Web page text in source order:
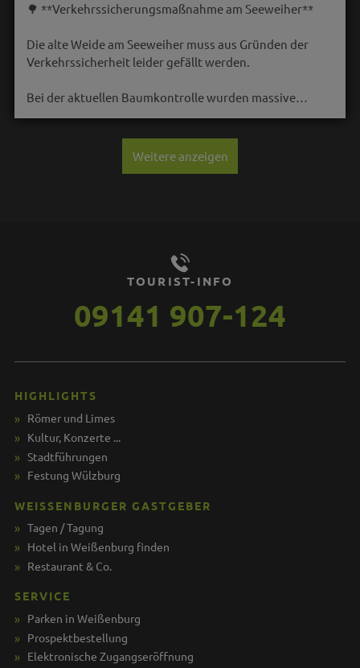
🌳 **Verkehrssicherungsmaßnahme am Seeweiher**
Die alte Weide am Seeweiher muss aus Gründen der
Verkehrssicherheit leider gefällt werden.
Bei der aktuellen Baumkontrolle wurden massive…
Weitere anzeigen
TOURIST-INFO
09141 907-124
HIGHLIGHTS
Römer und Limes
Kultur, Konzerte ...
Stadtführungen
Festung Wülzburg
WEISSENBURGER GASTGEBER
Tagen / Tagung
Hotel in Weißenburg finden
Restaurant & Co.
SERVICE
Parken in Weißenburg
Prospektbestellung
Elektronische Zugangseröffnung